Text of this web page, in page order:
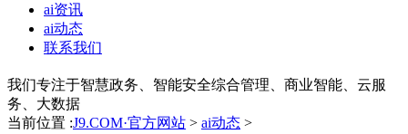
ai资讯
ai动态
联系我们
我们专注于智慧政务、智能安全综合管理、商业智能、云服
务、大数据
当前位置 :J9.COM·官方网站 > ai动态 >